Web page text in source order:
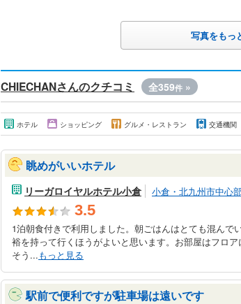
写真をもっ
CHIECHANさんのクチコミ 全359件 »
ホテル ショッピング グルメ・レストラン 交通機関
眺めがいいホテル
リーガロイヤルホテル小倉 小倉・北九州市中心
3.5
1泊朝食付きで利用しました。朝ごはんはとても混んで
裕を持って行くほうがよいと思います。お部屋はフロ
そう...もっと見る
駅前で便利ですが駐車場は遠いです